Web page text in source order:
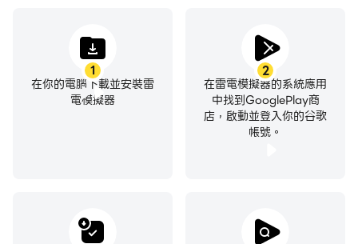
1
在你的電腦下載並安裝雷
電模擬器
2
在雷電模擬器的系統應用
中找到GooglePlay商
店，啟動並登入你的谷歌
帳號。